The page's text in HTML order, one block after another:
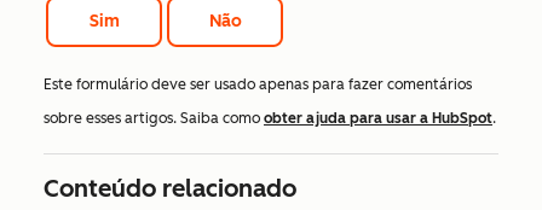
Sim Não
Este formulário deve ser usado apenas para fazer comentários
sobre esses artigos. Saiba como obter ajuda para usar a HubSpot.
Conteúdo relacionado